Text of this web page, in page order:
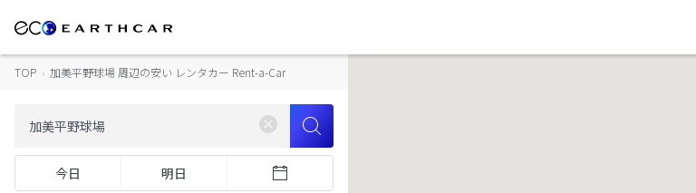
TOP › 加美平野球場 周辺の安い レンタカー Rent-a-Car
今日 明日